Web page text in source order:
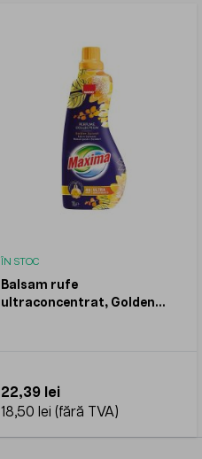
ÎN STOC
Balsam rufe
ultraconcentrat, Golden
22,39 lei
18,50 lei